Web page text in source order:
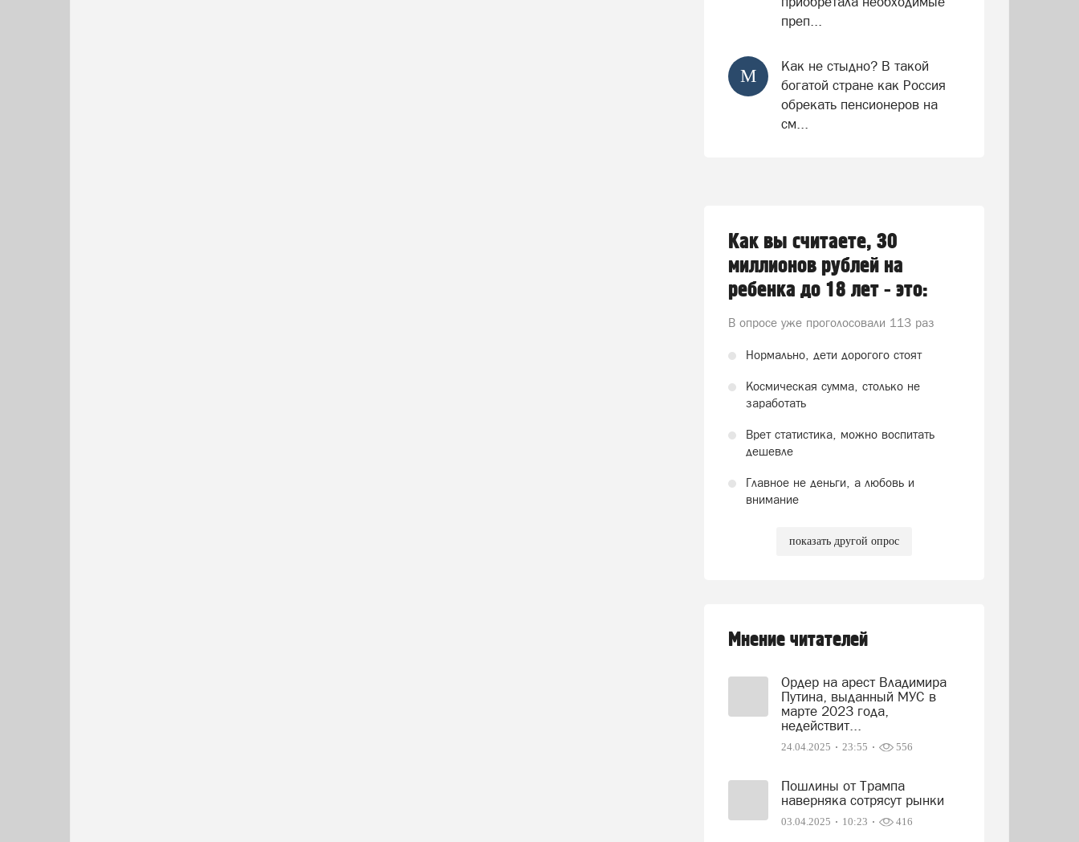
преп...
М
Как не стыдно? В такой
богатой стране как Россия
обрекать пенсионеров на
см...
Как вы считаете, 30
миллионов рублей на
ребенка до 18 лет - это:
В опросе уже проголосовали 113 раз
Нормально, дети дорогого стоят
Космическая сумма, столько не
заработать
Врет статистика, можно воспитать
дешевле
Главное не деньги, а любовь и
внимание
показать другой опрос
Мнение читателей
Ордер на арест Владимира
Путина, выданный МУС в
марте 2023 года,
недействит...
24.04.2025 23:55 556
Пошлины от Трампа
наверняка сотрясут рынки
03.04.2025 10:23 416